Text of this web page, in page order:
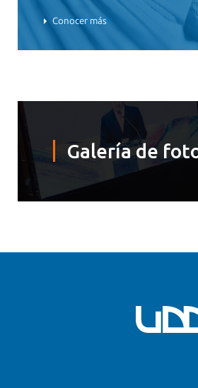
Conocer más
Galería de